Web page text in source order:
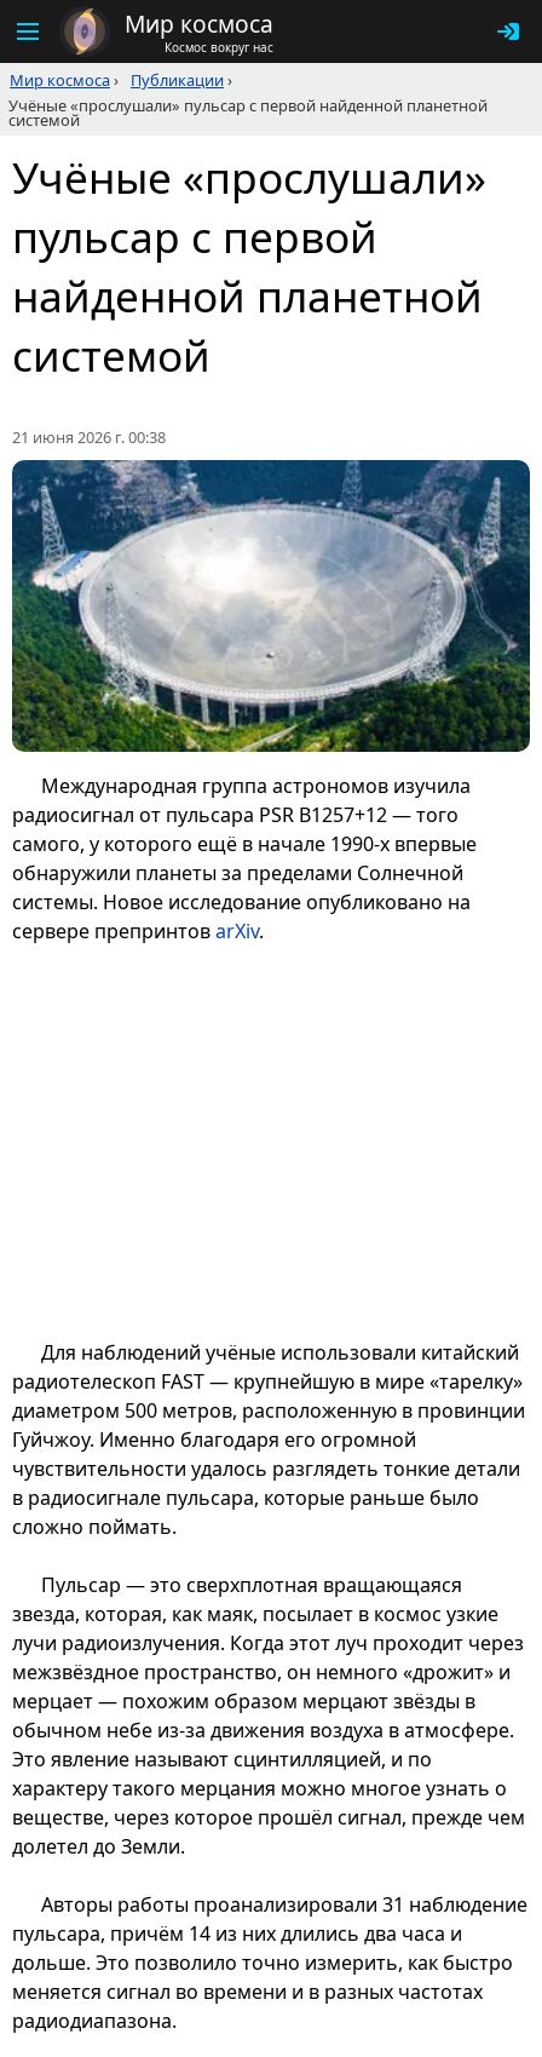
Мир космоса
Космос вокруг нас
Мир космоса› Публикации›
Учёные «прослушали» пульсар с первой найденной планетной
системой
Учёные «прослушали»
пульсар с первой
найденной планетной
системой
21 июня 2026 г. 00:38
Международная группа астрономов изучила
радиосигнал от пульсара PSR B1257+12 — того
самого, у которого ещё в начале 1990-х впервые
обнаружили планеты за пределами Солнечной
системы. Новое исследование опубликовано на
сервере препринтовarXiv.
Для наблюдений учёные использовали китайский
радиотелескоп FAST — крупнейшую в мире «тарелку»
диаметром 500 метров, расположенную в провинции
Гуйчжоу. Именно благодаря его огромной
чувствительности удалось разглядеть тонкие детали
в радиосигнале пульсара, которые раньше было
сложно поймать.
Пульсар — это сверхплотная вращающаяся
звезда, которая, как маяк, посылает в космос узкие
лучи радиоизлучения. Когда этот луч проходит через
межзвёздное пространство, он немного «дрожит» и
мерцает — похожим образом мерцают звёзды в
обычном небе из-за движения воздуха в атмосфере.
Это явление называют сцинтилляцией, и по
характеру такого мерцания можно многое узнать о
веществе, через которое прошёл сигнал, прежде чем
долетел до Земли.
Авторы работы проанализировали 31 наблюдение
пульсара, причём 14 из них длились два часа и
дольше. Это позволило точно измерить, как быстро
меняется сигнал во времени и в разных частотах
радиодиапазона.